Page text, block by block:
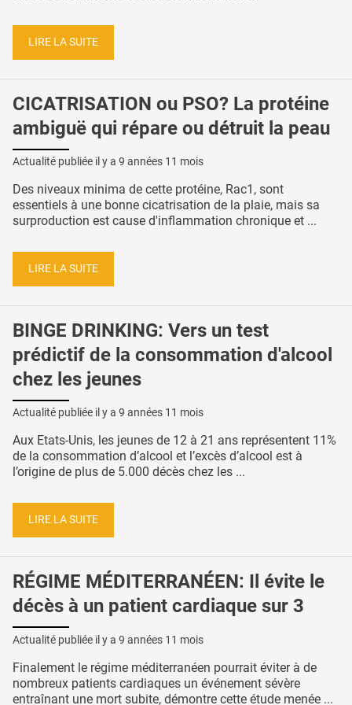
LIRE LA SUITE
CICATRISATION ou PSO? La protéine
ambiguë qui répare ou détruit la peau
Actualité publiée il y a 9 années 11 mois
Des niveaux minima de cette protéine, Rac1, sont
essentiels à une bonne cicatrisation de la plaie, mais sa
surproduction est cause d'inflammation chronique et ...
LIRE LA SUITE
BINGE DRINKING: Vers un test
prédictif de la consommation d'alcool
chez les jeunes
Actualité publiée il y a 9 années 11 mois
Aux Etats-Unis, les jeunes de 12 à 21 ans représentent 11%
de la consommation d’alcool et l’excès d’alcool est à
l’origine de plus de 5.000 décès chez les ...
LIRE LA SUITE
RÉGIME MÉDITERRANÉEN: Il évite le
décès à un patient cardiaque sur 3
Actualité publiée il y a 9 années 11 mois
Finalement le régime méditerranéen pourrait éviter à de
nombreux patients cardiaques un événement sévère
entraînant une mort subite, démontre cette étude menée ...